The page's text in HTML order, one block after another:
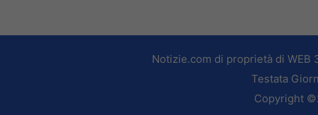
Notizie.com di proprietà di WEB
Testata
Copyright